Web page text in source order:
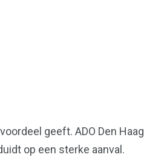
geeft. ADO Den Haag
op een sterke aanval.